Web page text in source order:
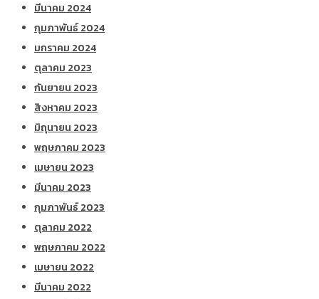
มีนาคม 2024
กุมภาพันธ์ 2024
มกราคม 2024
ตุลาคม 2023
กันยายน 2023
สิงหาคม 2023
มิถุนายน 2023
พฤษภาคม 2023
เมษายน 2023
มีนาคม 2023
กุมภาพันธ์ 2023
ตุลาคม 2022
พฤษภาคม 2022
เมษายน 2022
มีนาคม 2022